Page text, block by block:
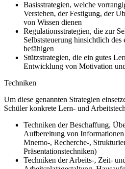
Basisstrategien, welche
Verstehen, der Festigung, der
von Wissen dienen
Regulationsstrategien, die zur
Selbststeuerung hinsichtlich des
befähigen
Stützstrategien, die ein gutes
Entwicklung von Motivation
Techniken
Um diese genannten Strategien
Schüler konkrete Lern- und
Techniken der Beschaffung,
Aufbereitung von
Mnemo-, Recherche-,
Präsentationstechniken)
Techniken der Arbeits-, Zeit-